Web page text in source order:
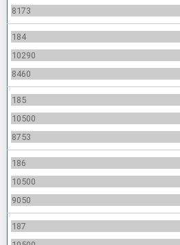
8173
184
10290
8460
185
10500
8753
186
10500
9050
187